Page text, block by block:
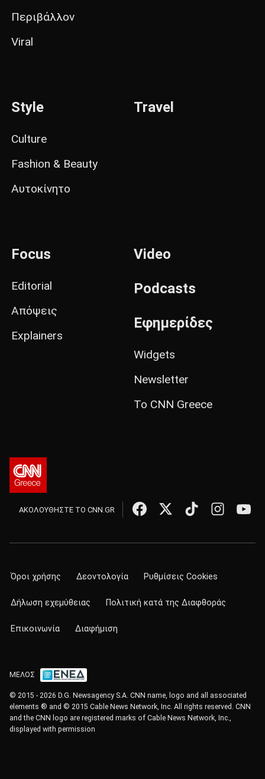
Περιβάλλον
Viral
Style
Culture
Fashion & Beauty
Αυτοκίνητο
Travel
Focus
Editorial
Απόψεις
Explainers
Video
Podcasts
Εφημερίδες
Widgets
Newsletter
Το CNN Greece
ΑΚΟΛΟΥΘΗΣΤΕ ΤΟ CNN.GR
Όροι χρήσης Δεοντολογία Ρυθμίσεις Cookies
Δήλωση εχεμύθειας Πολιτική κατά της Διαφθοράς
Επικοινωνία Διαφήμιση
ΜΕΛΟΣ
© 2015 - 2026 D.G. Newsagency S.A. CNN name, logo and all associated
elements ® and © 2015 Cable News Network, Inc. All rights reserved. CNN
and the CNN logo are registered marks of Cable News Network, Inc.,
displayed with permission